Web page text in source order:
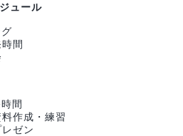
ュール
間
間
作成・練習
ゼン